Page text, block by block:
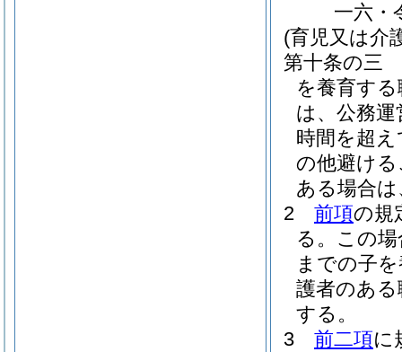
一六・
(育児又は介
第十条の三
を養育す
は、公務
時間を超
の他避け
ある場合
2
前項の規
る。 この
までの子
護者のあ
する。
3
前二項に